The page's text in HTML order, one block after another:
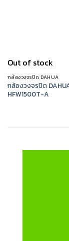
Out of stock
กล้องวงจรปิด DAHUA
กล้องวงจรปิด
HFW1500T-A